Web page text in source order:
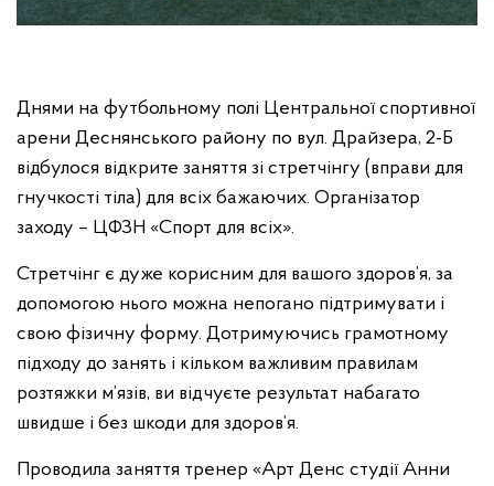
Днями на футбольному полі Центральної спортивної
арени Деснянського району по вул. Драйзера, 2-Б
відбулося відкрите заняття зі стретчінгу (вправи для
гнучкості тіла) для всіх бажаючих. Організатор
заходу – ЦФЗН «Спорт для всіх».
Стретчінг є дуже корисним для вашого здоров’я, за
допомогою нього можна непогано підтримувати і
свою фізичну форму. Дотримуючись грамотному
підходу до занять і кільком важливим правилам
розтяжки м’язів, ви відчуєте результат набагато
швидше і без шкоди для здоров’я.
Проводила заняття тренер «Арт Денс студії Анни